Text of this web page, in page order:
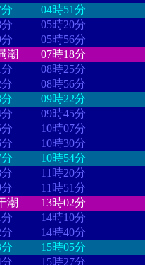
分
04時51分
05時20分
05時56分
潮
07時18分
分
08時25分
分
08時56分
09時22分
09時45分
分
10時07分
10時30分
分
10時54分
11時20分
11時51分
潮
13時02分
分
14時10分
分
14時40分
15時05分
15時27分